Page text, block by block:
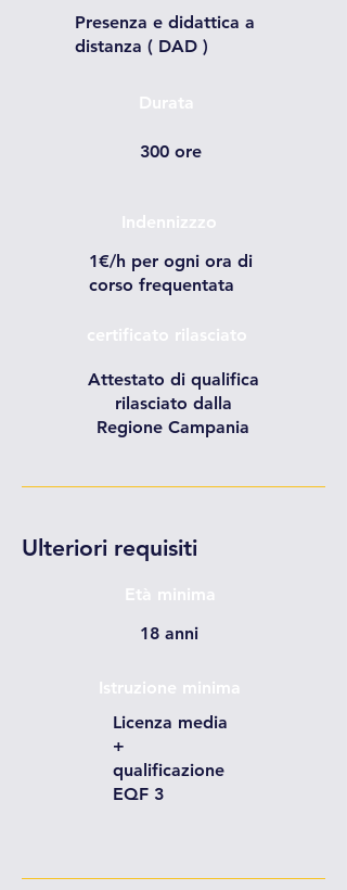
Presenza e didattica a
distanza ( DAD )
Durata
300 ore
Indennizzzo
1€/h per ogni ora di
corso frequentata
certificato rilasciato
Attestato di qualifica
rilasciato dalla
Regione Campania
Ulteriori requisiti
Età minima
18 anni
Istruzione minima
Licenza media
+
qualificazione
EQF 3